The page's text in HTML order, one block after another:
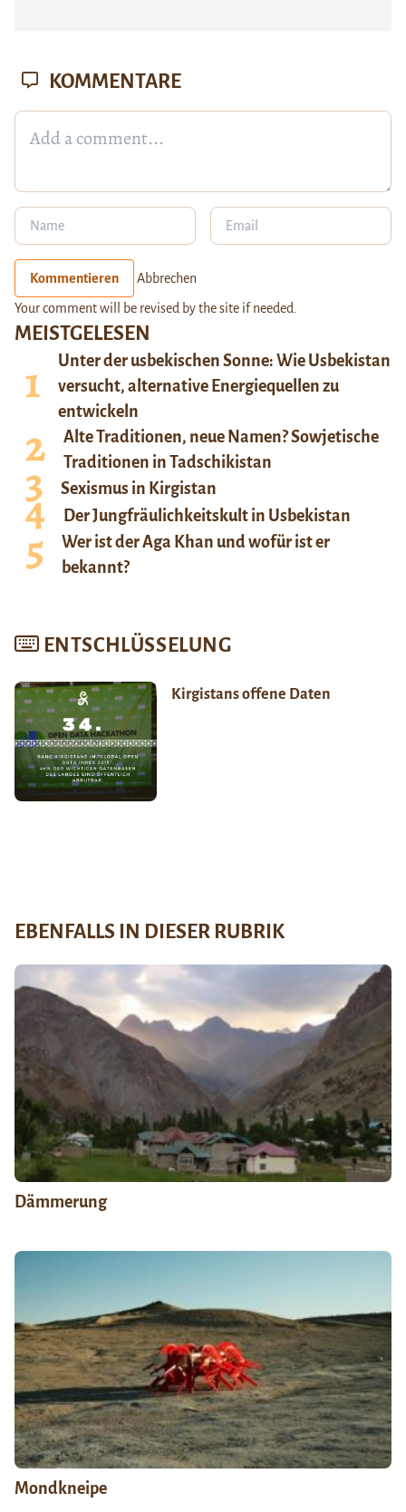
MEISTGELESEN
Unter der usbekischen Sonne: Wie Usbekistan
versucht, alternative Energiequellen zu
entwickeln
Alte Traditionen, neue Namen? Sowjetische
Traditionen in Tadschikistan
Sexismus in Kirgistan
Der Jungfräulichkeitskult in Usbekistan
Wer ist der Aga Khan und wofür ist er
bekannt?
ENTSCHLÜSSELUNG
Kirgistans offene Daten
KOMMENTARE
Kommentieren Abbrechen
Your comment will be revised by the site if needed.
EBENFALLS IN DIESER RUBRIK
Dämmerung
Mondkneipe